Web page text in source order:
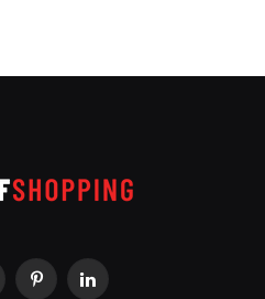
PinterestLinkedIn